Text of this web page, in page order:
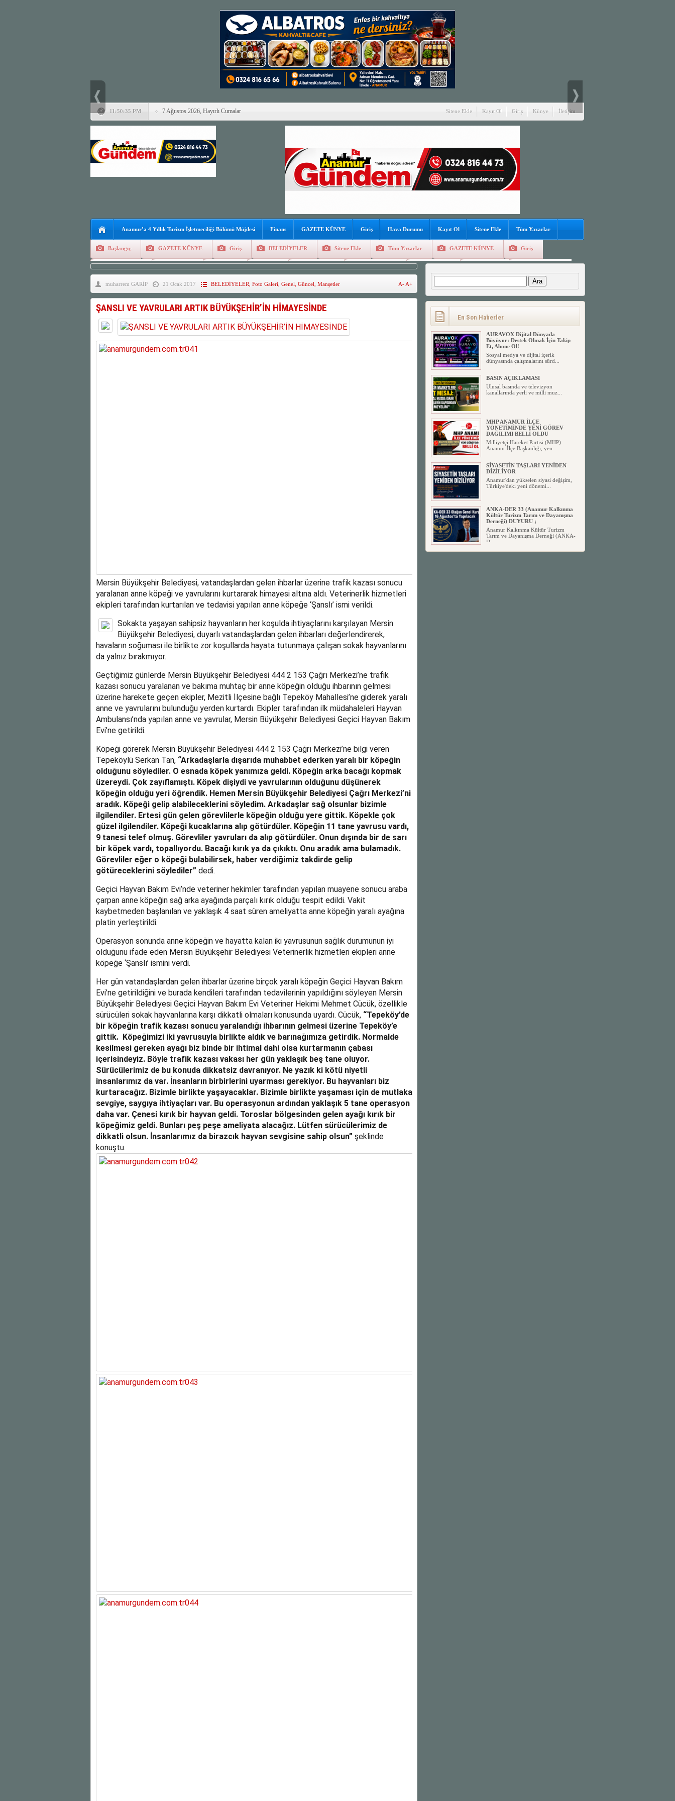
11:50:35 PM 7 Ağustos 2026, Hayırlı Cumalar Sitene Ekle Kayıt Ol Giriş Künye İletişim
Anamur’a 4 Yıllık Turizm İşletmeciliği Bölümü Müjdesi Finans GAZETE KÜNYE Giriş Hava Durumu Kayıt Ol Sitene Ekle Tüm Yazarlar
Başlangıç GAZETE KÜNYE Giriş BELEDİYELER Sitene Ekle Tüm Yazarlar GAZETE KÜNYE Giriş
Tüm Yazarlar Manşetler Güncel Genel Foto Galeri Hava Durumu
muharrem GARİP 21 Ocak 2017 BELEDİYELER Foto Galeri Genel Güncel Manşetler A- A+
ŞANSLI VE YAVRULARI ARTIK BÜYÜKŞEHİR’İN HİMAYESİNDE
Mersin Büyükşehir Belediyesi, vatandaşlardan gelen ihbarlar üzerine trafik kazası sonucu
yaralanan anne köpeği ve yavrularını kurtararak himayesi altına aldı. Veterinerlik hizmetleri
ekipleri tarafından kurtarılan ve tedavisi yapılan anne köpeğe ‘Şanslı’ ismi verildi.
Sokakta yaşayan sahipsiz hayvanların her koşulda ihtiyaçlarını karşılayan Mersin
Büyükşehir Belediyesi, duyarlı vatandaşlardan gelen ihbarları değerlendirerek,
havaların soğuması ile birlikte zor koşullarda hayata tutunmaya çalışan sokak hayvanlarını
da yalnız bırakmıyor.
Geçtiğimiz günlerde Mersin Büyükşehir Belediyesi 444 2 153 Çağrı Merkezi’ne trafik
kazası sonucu yaralanan ve bakıma muhtaç bir anne köpeğin olduğu ihbarının gelmesi
üzerine harekete geçen ekipler, Mezitli İlçesine bağlı Tepeköy Mahallesi’ne giderek yaralı
anne ve yavrularını bulunduğu yerden kurtardı. Ekipler tarafından ilk müdahaleleri Hayvan
Ambulansı’nda yapılan anne ve yavrular, Mersin Büyükşehir Belediyesi Geçici Hayvan Bakım
Evi’ne getirildi.
Köpeği görerek Mersin Büyükşehir Belediyesi 444 2 153 Çağrı Merkezi’ne bilgi veren
Tepeköylü Serkan Tan, “Arkadaşlarla dışarıda muhabbet ederken yaralı bir köpeğin
olduğunu söylediler. O esnada köpek yanımıza geldi. Köpeğin arka bacağı kopmak
üzereydi. Çok zayıflamıştı. Köpek dişiydi ve yavrularının olduğunu düşünerek
köpeğin olduğu yeri öğrendik. Hemen Mersin Büyükşehir Belediyesi Çağrı Merkezi’ni
aradık. Köpeği gelip alabileceklerini söyledim. Arkadaşlar sağ olsunlar bizimle
ilgilendiler. Ertesi gün gelen görevlilerle köpeğin olduğu yere gittik. Köpekle çok
güzel ilgilendiler. Köpeği kucaklarına alıp götürdüler. Köpeğin 11 tane yavrusu vardı,
9 tanesi telef olmuş. Görevliler yavruları da alıp götürdüler. Onun dışında bir de sarı
bir köpek vardı, topallıyordu. Bacağı kırık ya da çıkıktı. Onu aradık ama bulamadık.
Görevliler eğer o köpeği bulabilirsek, haber verdiğimiz takdirde gelip
götüreceklerini söylediler” dedi.
Geçici Hayvan Bakım Evi’nde veteriner hekimler tarafından yapılan muayene sonucu araba
çarpan anne köpeğin sağ arka ayağında parçalı kırık olduğu tespit edildi. Vakit
kaybetmeden başlanılan ve yaklaşık 4 saat süren ameliyatta anne köpeğin yaralı ayağına
platin yerleştirildi.
Operasyon sonunda anne köpeğin ve hayatta kalan iki yavrusunun sağlık durumunun iyi
olduğunu ifade eden Mersin Büyükşehir Belediyesi Veterinerlik hizmetleri ekipleri anne
köpeğe ‘Şanslı’ ismini verdi.
Her gün vatandaşlardan gelen ihbarlar üzerine birçok yaralı köpeğin Geçici Hayvan Bakım
Evi’ne getirildiğini ve burada kendileri tarafından tedavilerinin yapıldığını söyleyen Mersin
Büyükşehir Belediyesi Geçici Hayvan Bakım Evi Veteriner Hekimi Mehmet Cücük, özellikle
sürücüleri sokak hayvanlarına karşı dikkatli olmaları konusunda uyardı. Cücük, “Tepeköy’de
bir köpeğin trafik kazası sonucu yaralandığı ihbarının gelmesi üzerine Tepeköy’e
gittik. Köpeğimizi iki yavrusuyla birlikte aldık ve barınağımıza getirdik. Normalde
kesilmesi gereken ayağı biz binde bir ihtimal dahi olsa kurtarmanın çabası
içerisindeyiz. Böyle trafik kazası vakası her gün yaklaşık beş tane oluyor.
Sürücülerimiz de bu konuda dikkatsiz davranıyor. Ne yazık ki kötü niyetli
insanlarımız da var. İnsanların birbirlerini uyarması gerekiyor. Bu hayvanları biz
kurtaracağız. Bizimle birlikte yaşayacaklar. Bizimle birlikte yaşaması için de mutlaka
sevgiye, saygıya ihtiyaçları var. Bu operasyonun ardından yaklaşık 5 tane operasyon
daha var. Çenesi kırık bir hayvan geldi. Toroslar bölgesinden gelen ayağı kırık bir
köpeğimiz geldi. Bunları peş peşe ameliyata alacağız. Lütfen sürücülerimiz de
dikkatli olsun. İnsanlarımız da birazcık hayvan sevgisine sahip olsun” şeklinde
konuştu.
Arama:
En Son Haberler
MHP ANAMUR İLÇE
BAŞKANLIĞINA LÜTFİ
KÖMÜR’DEN HAYIRLI OLSUN
ZİYARETİ
Milliyetçi Hareket Partisi’ne uzun
yıllardır gönül veren ve ...
MHP ANAMUR İLÇE
BAŞKANLIĞINA MUHTARLAR
DERNEĞİNDEN HAYIRLI OLSUN
ZİYARETİ
Anamur Muhtarlar Derneği Başkanı
AURAVOX Dijital Dünyada
Büyüyor: Destek Olmak İçin Takip
Et, Abone Ol!
Sosyal medya ve dijital içerik
dünyasında çalışmalarını sürd...
BASIN AÇIKLAMASI
Ulusal basında ve televizyon
kanallarında yerli ve milli muz...
MHP ANAMUR İLÇE
YÖNETİMİNDE YENİ GÖREV
DAĞILIMI BELLİ OLDU
Milliyetçi Hareket Partisi (MHP)
Anamur İlçe Başkanlığı, yen...
SİYASETİN TAŞLARI YENİDEN
DİZİLİYOR
Anamur'dan yükselen siyasi değişim,
Türkiye'deki yeni dönemi...
ANKA-DER 33 (Anamur Kalkınma
Kültür Turizm Tarım ve Dayanışma
Derneği) DUYURU ;
Anamur Kalkınma Kültür Turizm
Tarım ve Dayanışma Derneği (ANKA-
D...
Anamur Belediye Başkanı Durmuş